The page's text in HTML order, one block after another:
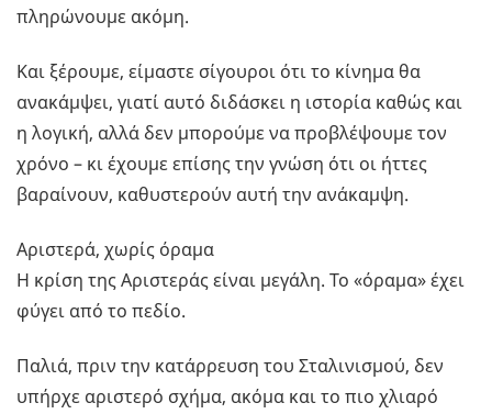
πληρώνουμε ακόμη.
Και ξέρουμε, είμαστε σίγουροι ότι το κίνημα θα
ανακάμψει, γιατί αυτό διδάσκει η ιστορία καθώς και
η λογική, αλλά δεν μπορούμε να προβλέψουμε τον
χρόνο – κι έχουμε επίσης την γνώση ότι οι ήττες
βαραίνουν, καθυστερούν αυτή την ανάκαμψη.
Αριστερά, χωρίς όραμα
Η κρίση της Αριστεράς είναι μεγάλη. Το «όραμα» έχει
φύγει από το πεδίο.
Παλιά, πριν την κατάρρευση του Σταλινισμού, δεν
υπήρχε αριστερό σχήμα, ακόμα και το πιο χλιαρό